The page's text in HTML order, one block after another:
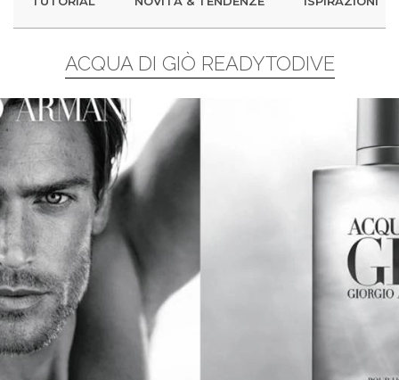
ACQUA DI GIÒ READYTODIVE